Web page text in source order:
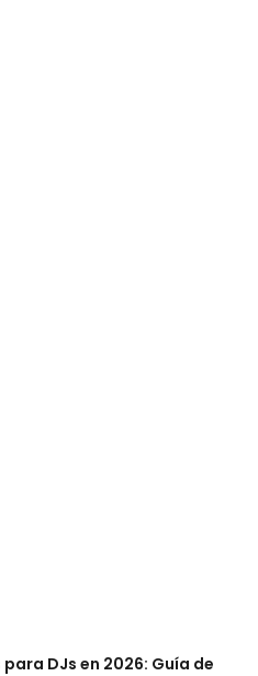
DJs en 2026: Guía de